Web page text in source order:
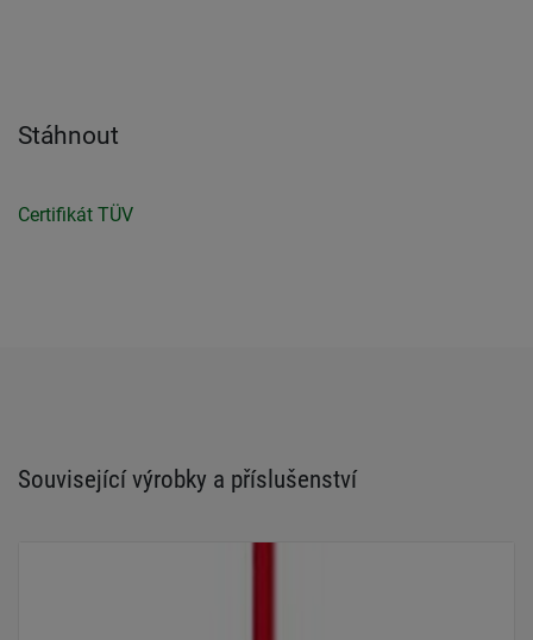
Stáhnout
Certifikát TÜV
Související výrobky a příslušenství